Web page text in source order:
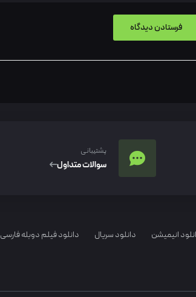
پشتیبانی
سوالات متداول
انیمیشن دانلود سریال دانلود فیلم دوبله فارسی